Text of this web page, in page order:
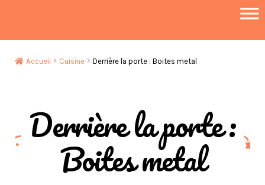
Accueil Cuisine Derrière la porte : Boites metal
Derrière la porte :
Boites metal